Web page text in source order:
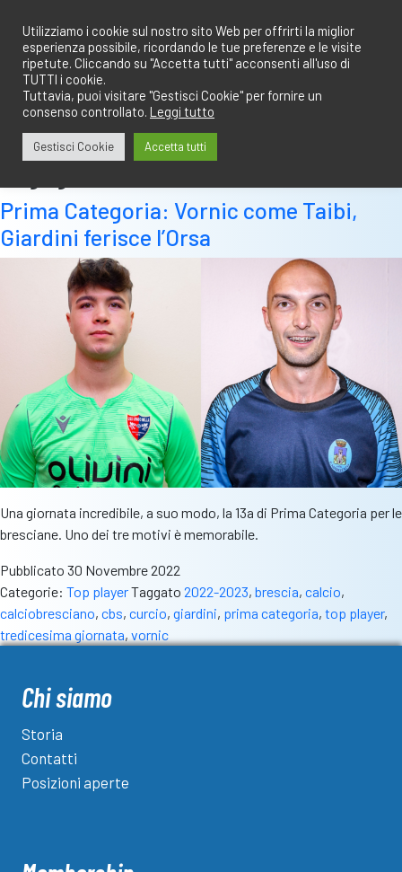
contenuto
Prima Categoria: Vornic come Taibi,
Giardini ferisce l’Orsa
Una giornata incredibile, a suo modo, la 13a di Prima Categoria per le
bresciane. Uno dei tre motivi è memorabile.
Pubblicato 30 Novembre 2022
Categorie: Top playerTaggato 2022-2023, brescia, calcio,
calciobresciano, cbs, curcio, giardini, prima categoria, top player,
tredicesima giornata, vornic
Chi siamo
Storia
Contatti
Posizioni aperte
Utilizziamo i cookie sul nostro sito Web per offrirti la miglior
esperienza possibile, ricordando le tue preferenze e le visite
ripetute. Cliccando su "Accetta tutti" acconsenti all'uso di
TUTTI i cookie.
Tuttavia, puoi visitare "Gestisci Cookie" per fornire un
consenso controllato. Leggi tutto
Gestisci Cookie Accetta tutti